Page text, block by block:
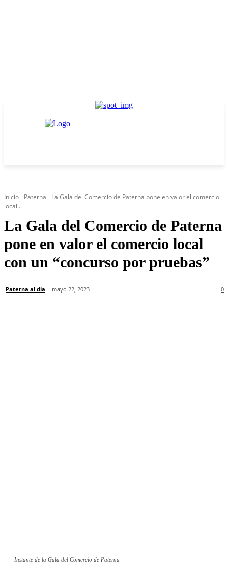
Inicio Paterna
La Gala del Comercio de Paterna pone en valor el comercio
local...
La Gala del Comercio de Paterna
pone en valor el comercio local
con un “concurso por pruebas”
Paterna al día mayo 22, 2023 0
Instante de la Gala del Comercio de Paterna